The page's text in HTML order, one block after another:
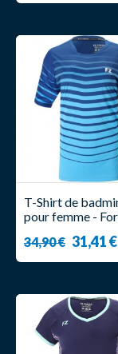
T-Shirt de
pour femme -
34,90 € 31,41 €